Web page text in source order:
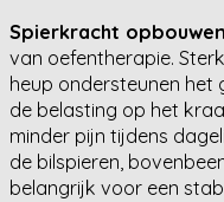
Spierkracht opbouwen
van oefentherapie.
heup ondersteunen het
de belasting op het
minder pijn tijdens
de bilspieren,
belangrijk voor een